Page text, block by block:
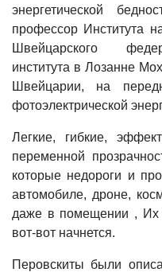
энергетической
профессор Института
Швейцарского
института в Лозанне
Швейцарии, на
фотоэлектрической
Легкие, гибкие,
переменной
которые недороги и
автомобиле, дроне,
даже в помещении , Их
вот-вот начнется.
Перовскиты были